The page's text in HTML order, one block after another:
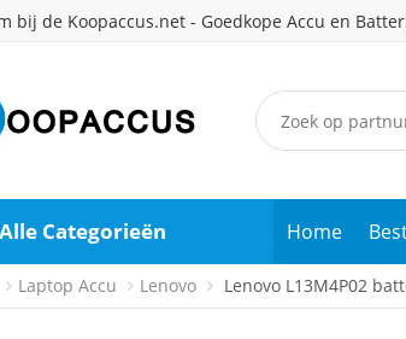
bij de Koopaccus.net - Goedkope Accu en
Alle Categorieën Home
Laptop Accu Lenovo Lenovo L13M4P02